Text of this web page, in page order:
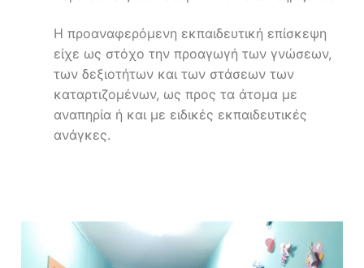
Η προαναφερόμενη εκπαιδευτική επίσκεψη
είχε ως στόχο την προαγωγή των γνώσεων,
των δεξιοτήτων και των στάσεων των
καταρτιζομένων, ως προς τα άτομα με
αναπηρία ή και με ειδικές εκπαιδευτικές
ανάγκες.